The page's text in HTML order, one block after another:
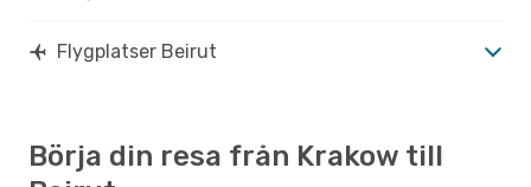
Flygplatser Beirut
Börja din resa från Krakow till